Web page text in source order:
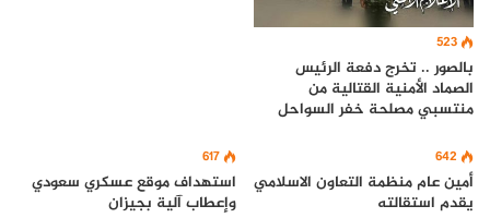
523
بالصور .. تخرج دفعة الرئيس
الصماد الأمنية القتالية من
منتسبي مصلحة خفر السواحل
642
أمين عام منظمة التعاون الاسلامي
يقدم استقالته
617
​استهداف موقع عسكري سعودي
وإعطاب آلية بجيزان